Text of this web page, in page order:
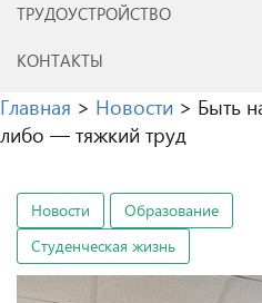
ТРУДОУСТРОЙСТВО
КОНТАКТЫ
Главная > Новости > Быть
либо — тяжкий труд
Новости
Образование
Студенческая жизнь